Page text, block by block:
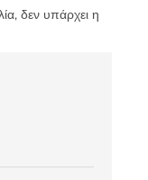
δεν υπάρχει η